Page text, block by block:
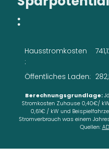
:
Hausstromkosten
:
Öffentliches Laden:
Berechnungsgrundlage:
Stromkosten Zuhause 0,40€/
0,61€ / kW und
Stromverbrauch was einem
Quellen: